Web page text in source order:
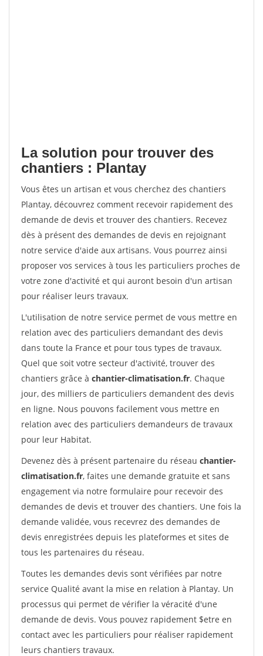
La solution pour trouver des
chantiers : Plantay
Vous êtes un artisan et vous cherchez des chantiers
Plantay, découvrez comment recevoir rapidement des
demande de devis et trouver des chantiers. Recevez
dès à présent des demandes de devis en rejoignant
notre service d'aide aux artisans. Vous pourrez ainsi
proposer vos services à tous les particuliers proches de
votre zone d'activité et qui auront besoin d'un artisan
pour réaliser leurs travaux.
L'utilisation de notre service permet de vous mettre en
relation avec des particuliers demandant des devis
dans toute la France et pour tous types de travaux.
Quel que soit votre secteur d'activité, trouver des
chantiers grâce à chantier-climatisation.fr. Chaque
jour, des milliers de particuliers demandent des devis
en ligne. Nous pouvons facilement vous mettre en
relation avec des particuliers demandeurs de travaux
pour leur Habitat.
Devenez dès à présent partenaire du réseau chantier-
climatisation.fr, faites une demande gratuite et sans
engagement via notre formulaire pour recevoir des
demandes de devis et trouver des chantiers. Une fois la
demande validée, vous recevrez des demandes de
devis enregistrées depuis les plateformes et sites de
tous les partenaires du réseau.
Toutes les demandes devis sont vérifiées par notre
service Qualité avant la mise en relation à Plantay. Un
processus qui permet de vérifier la véracité d'une
demande de devis. Vous pouvez rapidement $etre en
contact avec les particuliers pour réaliser rapidement
leurs chantiers travaux.